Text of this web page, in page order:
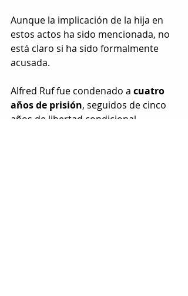
Aunque la implicación de la hija en
estos actos ha sido mencionada, no
está claro si ha sido formalmente
acusada.
Alfred Ruf fue condenado a cuatro
años de prisión, seguidos de cinco
años de libertad condicional,